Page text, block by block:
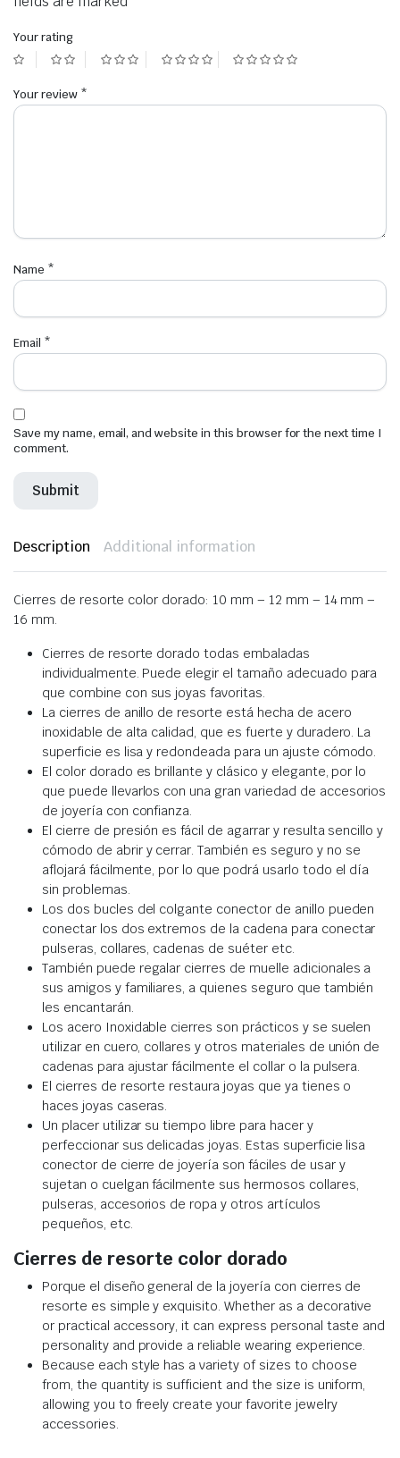
Your rating
Your review *
Name *
Email *
Save my name, email, and website in this browser for the next time I
comment.
Description Additional information
Cierres de resorte color dorado: 10 mm – 12 mm – 14 mm –
16 mm.
Cierres de resorte dorado todas embaladas
individualmente. Puede elegir el tamaño adecuado para
que combine con sus joyas favoritas.
La cierres de anillo de resorte está hecha de acero
inoxidable de alta calidad, que es fuerte y duradero. La
superficie es lisa y redondeada para un ajuste cómodo.
El color dorado es brillante y clásico y elegante, por lo
que puede llevarlos con una gran variedad de accesorios
de joyería con confianza.
El cierre de presión es fácil de agarrar y resulta sencillo y
cómodo de abrir y cerrar. También es seguro y no se
aflojará fácilmente, por lo que podrá usarlo todo el día
sin problemas.
Los dos bucles del colgante conector de anillo pueden
conectar los dos extremos de la cadena para conectar
pulseras, collares, cadenas de suéter etc.
También puede regalar cierres de muelle adicionales a
sus amigos y familiares, a quienes seguro que también
les encantarán.
Los acero Inoxidable cierres son prácticos y se suelen
utilizar en cuero, collares y otros materiales de unión de
cadenas para ajustar fácilmente el collar o la pulsera.
El cierres de resorte restaura joyas que ya tienes o
haces joyas caseras.
Un placer utilizar su tiempo libre para hacer y
perfeccionar sus delicadas joyas. Estas superficie lisa
conector de cierre de joyería son fáciles de usar y
sujetan o cuelgan fácilmente sus hermosos collares,
pulseras, accesorios de ropa y otros artículos
pequeños, etc.
Cierres de resorte color dorado
Porque el diseño general de la joyería con cierres de
resorte es simple y exquisito. Whether as a decorative
or practical accessory, it can express personal taste and
personality and provide a reliable wearing experience.
Because each style has a variety of sizes to choose
from, the quantity is sufficient and the size is uniform,
allowing you to freely create your favorite jewelry
accessories.